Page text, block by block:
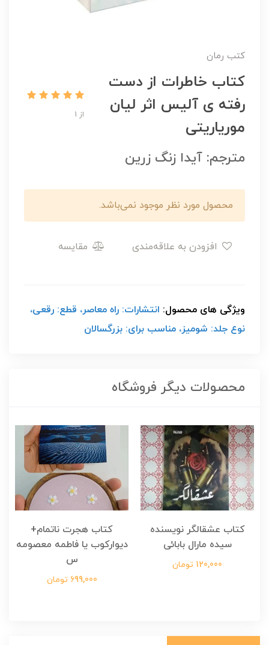
کتب رمان
کتاب خاطرات از دست
رفته ی آلیس اثر لیان
موریاریتی
از 1
مترجم: آیدا زنگ زرین
محصول مورد نظر موجود نمی‌باشد.
مقایسه
ویژگی های محصول: انتشارات: راه معاصر، قطع: رقعی،
نوع جلد: شومیز، مناسب برای: بزرگسالان
محصولات دیگر فروشگاه
کتاب عشقالگر نویسنده
سیده مارال بابائی
120,000 تومان
کتاب هجرت ناتمام+
دیوارکوب یا فاطمه معصومه
س
699,000 تومان